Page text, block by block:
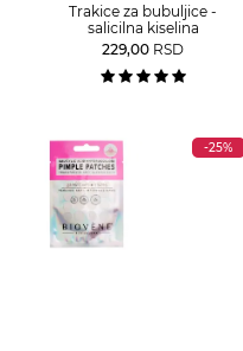
Trakice za bubuljice -
salicilna kiselina
229,00 RSD
-25%